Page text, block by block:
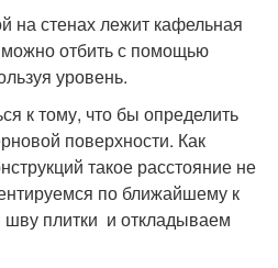
на стенах лежит кафельная
можно отбить с помощью
уровень.
к тому, что бы определить
поверхности. Как
такое расстояние не
по ближайшему к
шву плитки и откладываем